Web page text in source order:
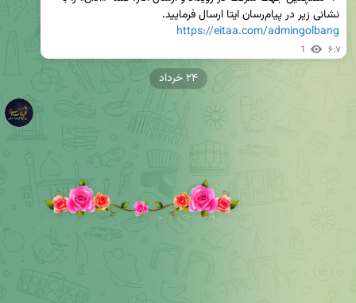
نشانی زیر در پیام‌رسان ایتا ارسال فرمایید.
https://eitaa.com/admingolbang
1 ۶:۷
۲۴ خرداد